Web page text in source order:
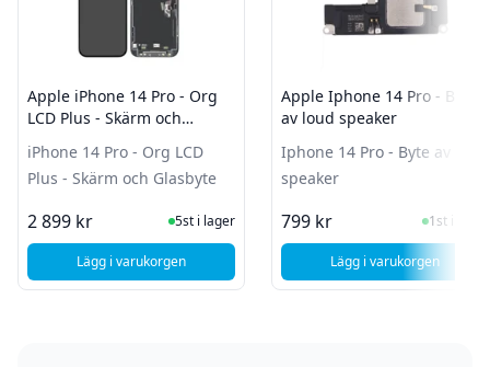
Apple iPhone 14 Pro - Org
LCD Plus - Skärm och
iPhone 14 Pro - Org LCD
Plus - Skärm och Glasbyte
2 899 kr I Lager
5st i lager
Lägg i varukorgen , Apple iPhone 14 Pro - Org LCD Plus - Skärm och Glasbyte
Apple Iphone 14 Pro - Byte
av loud speaker
Iphone 14 Pro - Byte av loud
speaker
799 kr I Lager
1st i lager
Lägg i varukorgen
, Apple Iphone